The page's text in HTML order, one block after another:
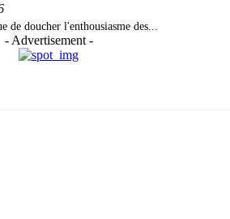
de doucher l'enthousiasme des...
- Advertisement -